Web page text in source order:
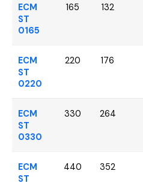
ECM
ST
0165
165 132
ECM
ST
0220
220 176
ECM
ST
0330
330 264
ECM
ST
440 352